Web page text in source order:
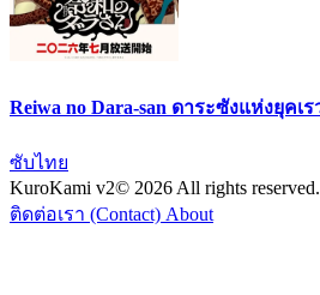
Reiwa no Dara-san ดาระซังแห่งยุคเ
ซับไทย
KuroKami v2© 2026 All rights reserved.
ติดต่อเรา (Contact) About